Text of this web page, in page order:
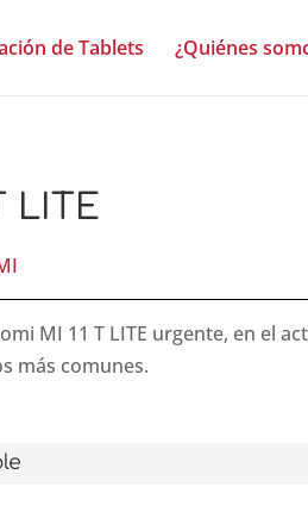
de Tablets ¿Quiénes
LITE
MI 11 T LITE urgente, en el
más comunes.